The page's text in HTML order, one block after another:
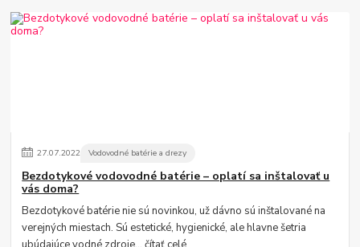
27.07.2022 Vodovodné batérie a drezy
Bezdotykové vodovodné batérie – oplatí sa inštalovať u
vás doma?
Bezdotykové batérie nie sú novinkou, už dávno sú inštalované na
verejných miestach. Sú estetické, hygienické, ale hlavne šetria